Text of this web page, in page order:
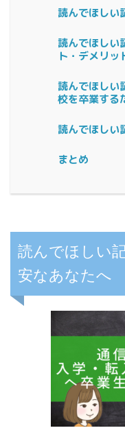
読んでほしい
読んでほしい
ト・デメリッ
読んでほしい
校を卒業する
読んでほしい
まとめ
読んでほしい
安なあなたへ